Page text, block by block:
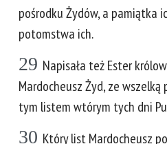
pośrodku Żydów, a pamiątka
potomstwa ich.
29 Napisała też Ester
Mardocheusz Żyd, ze
tym listem wtórym tych dni
30 Który list Mardocheusz